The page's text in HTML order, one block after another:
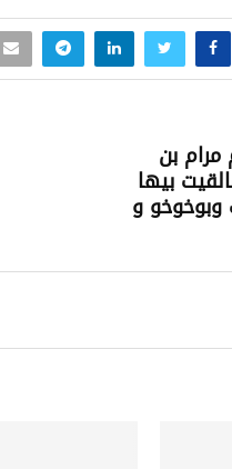
بن
بيها
و